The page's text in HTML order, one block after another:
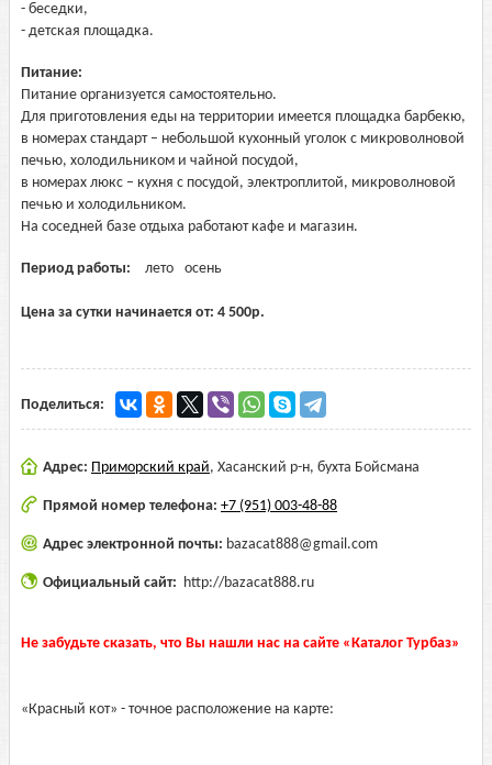
- беседки,
- детская площадка.
Питание:
Питание организуется самостоятельно.
Для приготовления еды на территории имеется площадка барбекю,
в номерах стандарт – небольшой кухонный уголок с микроволновой
печью, холодильником и чайной посудой,
в номерах люкс – кухня с посудой, электроплитой, микроволновой
печью и холодильником.
На соседней базе отдыха работают кафе и магазин.
Период работы: лето осень
Цена за сутки начинается от: 4 500р.
Поделиться:
Адрес: Приморский край, Хасанский р-н, бухта Бойсмана
Прямой номер телефона: +7 (951) 003-48-88
Адрес электронной почты: bazacat888@gmail.com
Официальный сайт: http://bazacat888.ru
Не забудьте сказать, что Вы нашли нас на сайте «Каталог Турбаз»
«Красный кот» - точное расположение на карте: